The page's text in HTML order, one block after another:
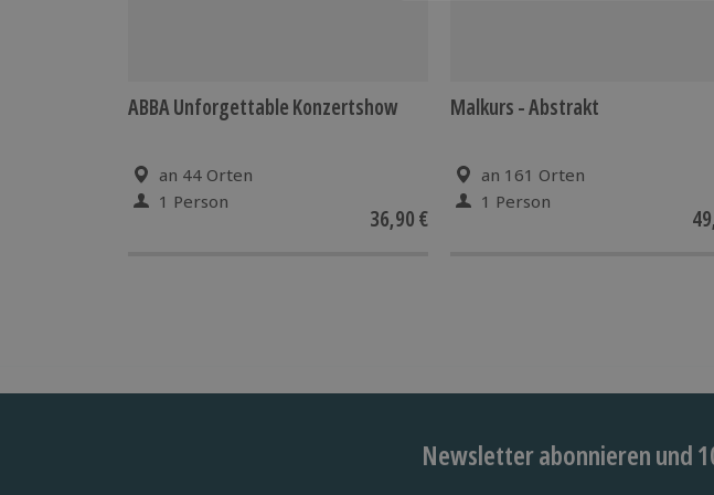
ABBA Unforgettable Konzertshow
an 44 Orten
1 Person
36,90 €
Malkurs - Abstrakt
an 161 Orten
1 Person
Newsletter abonnieren und